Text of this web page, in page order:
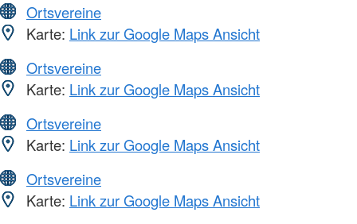
Ortsvereine
Karte: Link zur Google Maps Ansicht
Ortsvereine
Karte: Link zur Google Maps Ansicht
Ortsvereine
Karte: Link zur Google Maps Ansicht
Ortsvereine
Karte: Link zur Google Maps Ansicht